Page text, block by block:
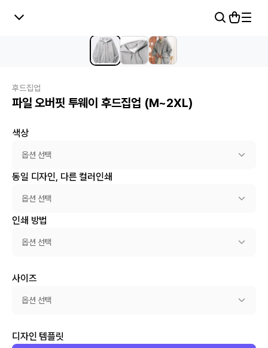
후드집업
파일 오버핏 투웨이 후드집업 (M~2XL)
색상
옵션 선택
동일 디자인, 다른 컬러인쇄
옵션 선택
인쇄 방법
옵션 선택
사이즈
옵션 선택
디자인 템플릿